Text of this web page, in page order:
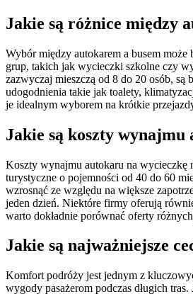
Jakie są różnice między
Wybór między autokarem a busem
grup, takich jak wycieczki szkolne czy
zazwyczaj mieszczą od 8 do 20 osób,
udogodnienia takie jak toalety,
je idealnym wyborem na krótkie
Jakie są koszty wynajmu
Koszty wynajmu autokaru na wycieczkę
turystyczne o pojemności od 40 do 60
wzrosnąć ze względu na większe
jeden dzień. Niektóre firmy oferują
warto dokładnie porównać oferty
Jakie są najważniejsze
Komfort podróży jest jednym z
wygody pasażerom podczas długich